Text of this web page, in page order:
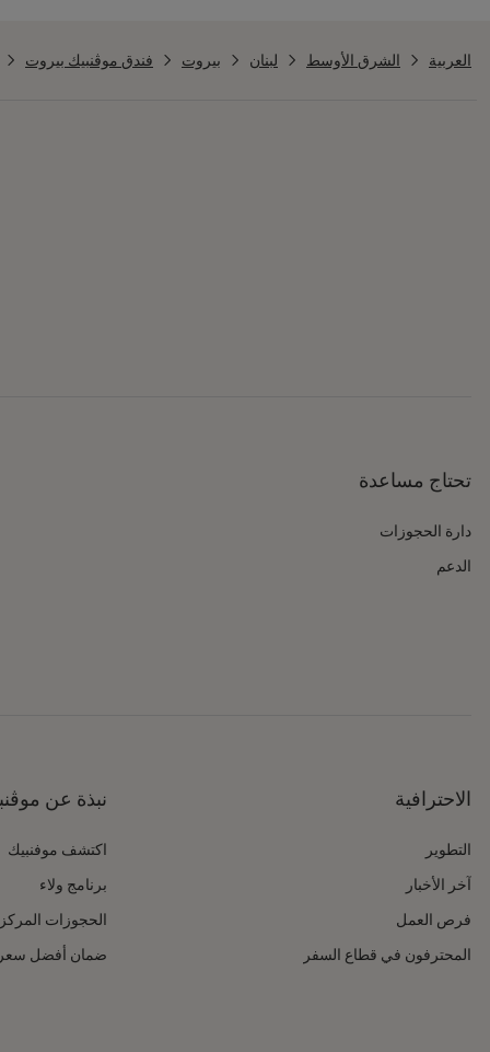
العربية الشرق الأوسط لبنان بيروت فندق موڤنبيك بيروت
تحتاج مساعدة
دارة الحجوزات
الدعم
نبذة عن
اكتشف موفنبيك
برنامج ولاء
الحجوزات
ضمان أفضل
الاحترافية
التطوير
آخر الأخبار
فرص العمل
المحترفون في قطاع السفر